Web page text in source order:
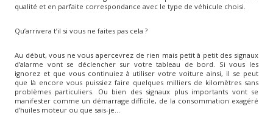
qualité et en parfaite correspondance avec le type de véhicule choisi.
Qu’arrivera t’il si vous ne faites pas cela ?
Au début, vous ne vous apercevrez de rien mais petit à petit des signaux
d’alarme vont se déclencher sur votre tableau de bord. Si vous les
ignorez et que vous continuiez à utiliser votre voiture ainsi, il se peut
que là encore vous puissiez faire quelques milliers de kilomètres sans
problèmes particuliers. Ou bien des signaux plus importants vont se
manifester comme un démarrage difficile, de la consommation exagéré
d’huiles moteur ou que sais-je…